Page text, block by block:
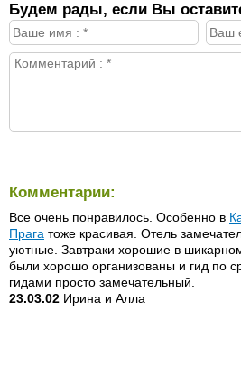
Будем рады, если Вы
Комментарии:
Все очень понравилось. Особенно в
Прага тоже красивая. Отель
уютные. Завтраки хорошие в
были хорошо организованы и гид по
гидами просто замечательный.
23.03.02 Ирина и Алла